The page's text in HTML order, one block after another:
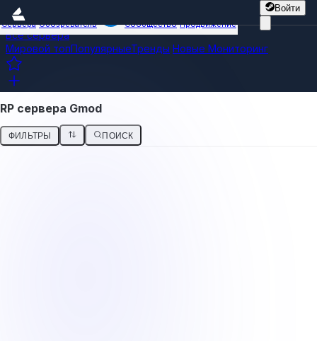
Войти
Сервера Обозреватель Сообщество Продвижение
Все сервера
Мировой топПопулярныеТренды Новые Мониторинг
RP сервера Gmod
ФИЛЬТРЫ ПОИСК